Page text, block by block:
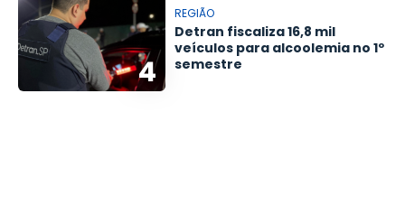
4
REGIÃO
Detran fiscaliza 16,8 mil
veículos para alcoolemia no 1º
semestre